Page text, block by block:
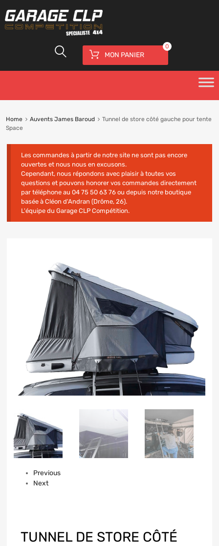
MON PANIER
0
Home Auvents James Baroud
Tunnel de store côté gauche pour tente
Space
Les commandes à partir de notre site ne sont pas encore
ouvertes et nous nous en excusons.
Cependant, nous répondons avec plaisir à toutes vos
questions et pouvons honorer vos commandes directement
par téléphone au 04 75 50 63 76 ou depuis notre boutique
basée à Cléon d'Andran (Drôme, 26).
L'équipe du Garage CLP Compétition.
Previous
Next
TUNNEL DE STORE CÔTÉ